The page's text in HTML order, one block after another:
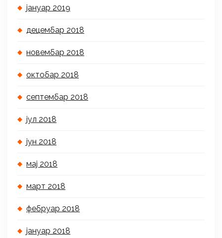
јануар 2019
децембар 2018
новембар 2018
октобар 2018
септембар 2018
јул 2018
јун 2018
мај 2018
март 2018
фебруар 2018
јануар 2018